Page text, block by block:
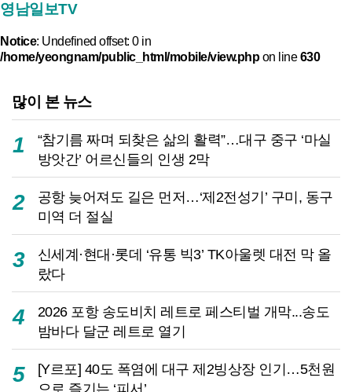
영남일보TV
Notice: Undefined offset: 0 in
/home/yeongnam/public_html/mobile/view.phpon line630
많이 본 뉴스
1
“참기름 짜며 되찾은 삶의 활력”…대구 중구 ‘마실
방앗간’ 어르신들의 인생 2막
2
공항 늦어져도 길은 먼저…‘제2전성기’ 구미, 동구
미역 더 절실
3
신세계·현대·롯데 ‘유통 빅3’ TK아울렛 대전 막 올
랐다
4
2026 포항 송도비치 레트로 페스티벌 개막...송도
밤바다 달군 레트로 열기
5
[Y르포] 40도 폭염에 대구 제2빙상장 인기…5천원
으로 즐기는 ‘피서’